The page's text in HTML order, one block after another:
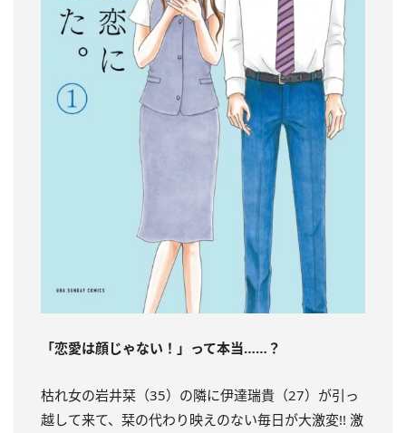
「恋愛は顔じゃない！」って本当……？
枯れ女の岩井栞（35）の隣に伊達瑞貴（27）が引っ
越して来て、栞の代わり映えのない毎日が大激変!! 激